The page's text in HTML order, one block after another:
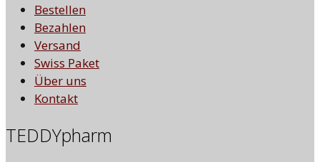
Bestellen
Bezahlen
Versand
Swiss Paket
Über uns
Kontakt
TEDDYpharm